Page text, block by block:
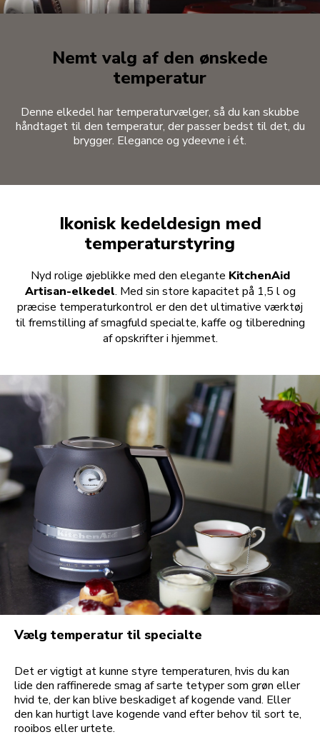
Nemt valg af den ønskede
temperatur
Denne elkedel har temperaturvælger, så du kan skubbe
håndtaget til den temperatur, der passer bedst til det, du
brygger. Elegance og ydeevne i ét.
Ikonisk kedeldesign med
temperaturstyring
Nyd rolige øjeblikke med den elegante KitchenAid
Artisan-elkedel. Med sin store kapacitet på 1,5 l og
præcise temperaturkontrol er den det ultimative værktøj
til fremstilling af smagfuld specialte, kaffe og tilberedning
af opskrifter i hjemmet.
Vælg temperatur til specialte
Det er vigtigt at kunne styre temperaturen, hvis du kan
lide den raffinerede smag af sarte tetyper som grøn eller
hvid te, der kan blive beskadiget af kogende vand. Eller
den kan hurtigt lave kogende vand efter behov til sort te,
rooibos eller urtete.